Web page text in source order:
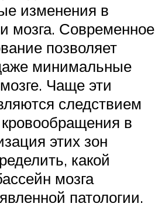
изменения в
мозга. Современное
позволяет
минимальные
Чаще эти
следствием
в
этих зон
какой
мозга
патологии.